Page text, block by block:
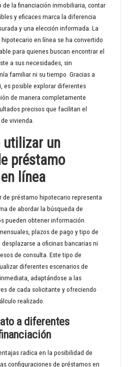
de la financiación inmobiliaria, contar
y eficaces marca la diferencia
y una elección informada. La
en línea se ha convertido
para quienes buscan encontrar el
a sus necesidades, sin
familiar ni su tiempo. Gracias a
es posible explorar diferentes
de manera completamente
precisos que facilitan el
vivienda.
utilizar un
préstamo
línea
de préstamo hipotecario representa
de abordar la búsqueda de
pueden obtener información
plazos de pago y tipo de
a oficinas bancarias ni
de consulta. Este tipo de
diferentes escenarios de
adaptándose a las
de cada solicitante y ofreciendo
realizado.
a diferentes
radica en la posibilidad de
configuraciones de préstamos en